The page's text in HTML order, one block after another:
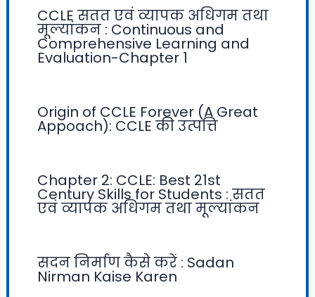
CCLE सतत एवं व्यापक अधिगम तथा
मूल्यांकन : Continuous and
Comprehensive Learning and
Evaluation-Chapter 1
Origin of CCLE Forever (A Great
Appoach): CCLE की उत्पत्ति
Chapter 2: CCLE: Best 21st
Century Skills for Students : सतत
एवं व्यापक अधिगम तथा मूल्यांकन
सदन निर्माण कैसे करें : Sadan
Nirman Kaise Karen